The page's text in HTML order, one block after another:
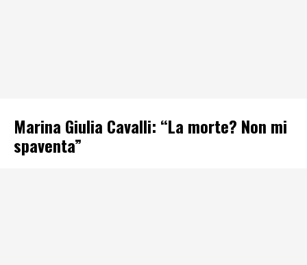
Marina Giulia Cavalli: “La morte? Non mi
spaventa”